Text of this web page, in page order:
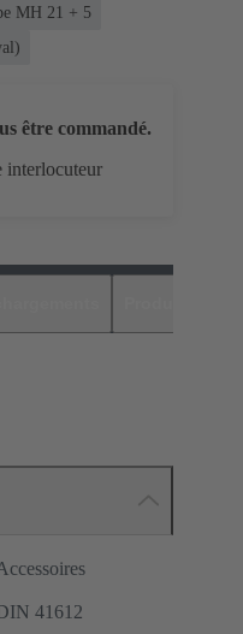
MH 21 + 5
être commandé.
interlocuteur
41612